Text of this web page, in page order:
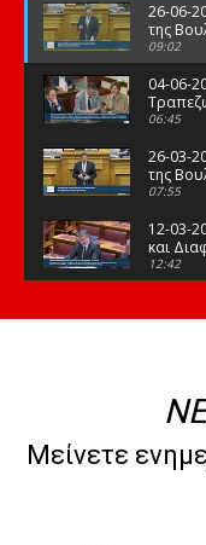
26-06-
της
09:02
04-06-
Φορέων
06:45
26-03-
της
07:55
12-03-
και
12:42
της
08:47
10-02-
Μείνετε